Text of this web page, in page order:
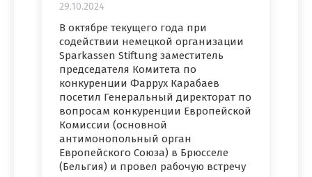
29.10.2024
В октябре текущего года при
содействии немецкой организации
Sparkassen Stiftung заместитель
председателя Комитета по
конкуренции Фаррух Карабаев
посетил Генеральный директорат по
вопросам конкуренции Европейской
Комиссии (основной
антимонопольный орган
Европейского Союза) в Брюсселе
(Бельгия) и провел рабочую встречу